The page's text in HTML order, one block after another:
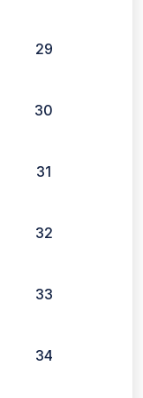
29
30
31
32
33
34